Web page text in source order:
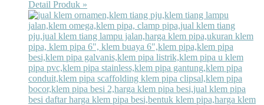
Detail Produk »